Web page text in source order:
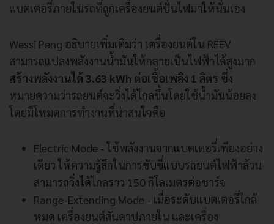
แบตเตอรี่ภายในรถที่ถูกเครื่องยนต์ปั่นไฟมาให้นั่นเอง
Wessi Peng อธิบายเพิ่มเติมว่า เครื่องยนต์ใน REEV
สามารถแปลงพลังงานน้ำมันให้กลายเป็นไฟฟ้าได้สูงมาก
สร้างพลังงานได้ 3.63 kWh ต่อเชื้อเพลิง 1 ลิตร ซึ่ง
หมายความว่ารถยนต์จะวิ่งได้ไกลขึ้นโดยใช้น้ำมันน้อยลง
โดยมีโหมดการทำงานที่น่าสนใจคือ
Electric Mode - ใช้พลังงานจากแบตเตอรี่เพียงอย่าง
เดียว ให้ความรู้สึกในการขับขี่แบบรถยนต์ไฟฟ้าล้วน
สามารถวิ่งได้ไกลราว 150 กิโลเมตรต่อชาร์จ
Range-Extending Mode - เมื่อระดับแบตเตอรี่ใกล้
หมด เครื่องยนต์สันดาปภายใน และเครื่อง